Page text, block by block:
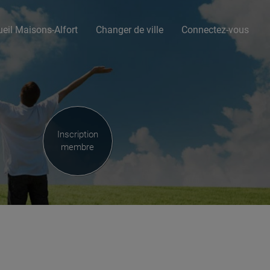
Maisons-Alfort Changer de ville Connectez-vous
Inscription
membre